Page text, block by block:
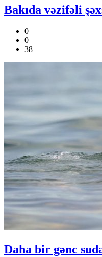
Bakıda vəzifəli
0
0
38
Daha bir gənc